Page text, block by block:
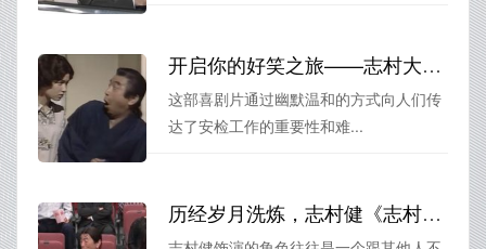
开启你的好笑之旅——志村大爆笑安检女专题
这部喜剧片通过幽默温和的方式向人们传
达了安检工作的重要性和难...
历经岁月洗炼，志村健《志村大爆笑》无删减68集珍藏版